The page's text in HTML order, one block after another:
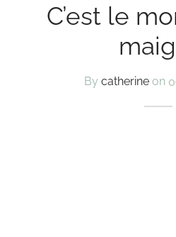
C’est le
By catherine on